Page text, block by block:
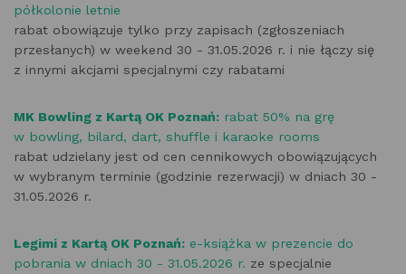
półkolonie letnie
rabat obowiązuje tylko przy zapisach (zgłoszeniach
przesłanych) w weekend 30 - 31.05.2026 r. i nie łączy się
z innymi akcjami specjalnymi czy rabatami
MK Bowling z Kartą OK Poznań: rabat 50% na grę
w bowling, bilard, dart, shuffle i karaoke rooms
rabat udzielany jest od cen cennikowych obowiązujących
w wybranym terminie (godzinie rezerwacji) w dniach 30 -
31.05.2026 r.
Legimi z Kartą OK Poznań: e-książka w prezencie do
pobrania w dniach 30 - 31.05.2026 r. ze specjalnie